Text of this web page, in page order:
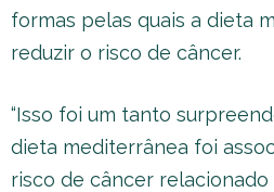
formas pelas quais a dieta
reduzir o risco de câncer.
“Isso foi um tanto
dieta mediterrânea foi
risco de câncer relacionado